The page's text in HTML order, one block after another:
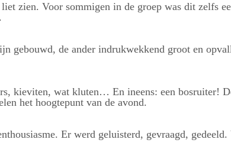
zien. Voor sommigen in de groep was dit zelfs
gebouwd, de ander indrukwekkend groot en
kieviten, wat kluten… En ineens: een bosruiter!
het hoogtepunt van de avond.
Er werd geluisterd, gevraagd,